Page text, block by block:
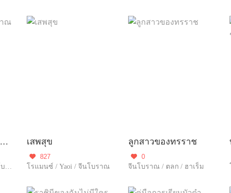
จักรพรรดิยุทธ์วิญญาณเทพ
แอ็คชั่น / แฟนตาซี / จีนโบราณ / ผจญภัย / แก้แค้น
เสพสุข

827
โรแมนซ์ / Yaoi / จีนโบราณ
ลูกสาวของทรราช

0
จีนโบราณ / ตลก / ฮาเร็ม